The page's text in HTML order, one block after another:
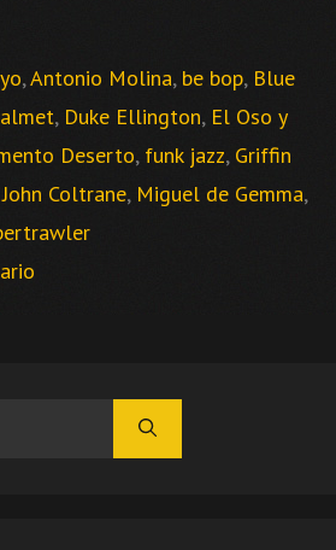
,Antonio Molina, be bop, Blue
, Duke Ellington, El Oso y
Deserto, funk jazz, Griffin
John Coltrane, Miguel de Gemma,